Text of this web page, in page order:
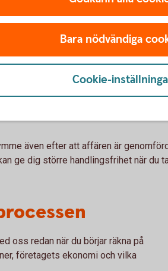
som en helhet, snarare än
möjligheter och oväntade kostnader.
eller förändra
även efter att affären är
ge dig större handlingsfrihet när du
oss redan när du börjar räkna på
företagets ekonomi och vilka
Bara nödvändiga
Cookie-